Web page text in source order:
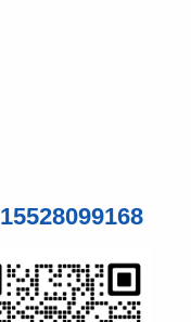
15528099168